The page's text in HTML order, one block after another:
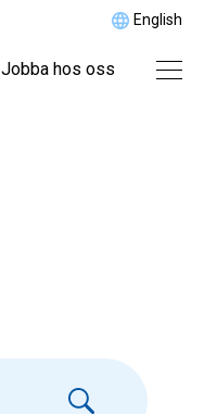
English
Jobba hos oss